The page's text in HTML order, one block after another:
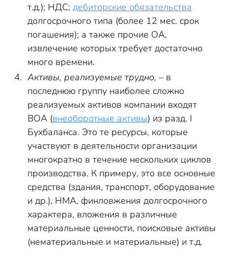
т.д.); НДС; дебиторские обязательства
долгосрочного типа (более 12 мес. срок
погашения); а также прочие ОА,
извлечение которых требует достаточно
много времени.
Активы, реализуемые трудно, – в
последнюю группу наиболее сложно
реализуемых активов компании входят
ВОА (внеоборотные активы) из разд. I
Бухбаланса. Это те ресурсы, которые
участвуют в деятельности организации
многократно в течение нескольких циклов
производства. К примеру, это все основные
средства (здания, транспорт, оборудование
и др.), НМА, финловжения долгосрочного
характера, вложения в различные
материальные ценности, поисковые активы
(нематериальные и материальные) и т.д.